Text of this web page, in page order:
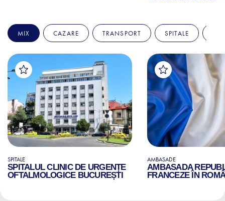
MIX CAZARE TRANSPORT SPITALE
SPITALE
SPITALUL CLINIC DE URGENȚE
OFTALMOLOGICE BUCUREȘTI
AMBASADE
AMBASADA
FRANCEZE ÎN